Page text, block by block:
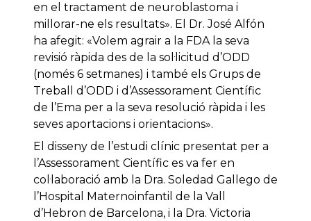
en el tractament de neuroblastoma i
millorar-ne els resultats». El Dr. José Alfón
ha afegit: «Volem agrair a la FDA la seva
revisió ràpida des de la sol·licitud d’ODD
(només 6 setmanes) i també els Grups de
Treball d’ODD i d’Assessorament Científic
de l’Ema per a la seva resolució ràpida i les
seves aportacions i orientacions».
El disseny de l’estudi clínic presentat per a
l’Assessorament Científic es va fer en
col·laboració amb la Dra. Soledad Gallego de
l’Hospital Maternoinfantil de la Vall
d’Hebron de Barcelona, i la Dra. Victoria